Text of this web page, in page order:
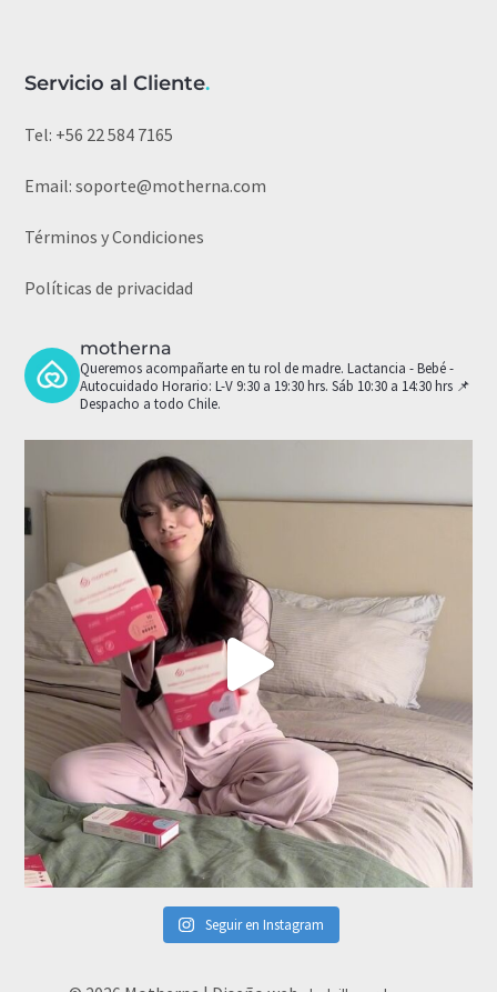
Servicio al Cliente.
Tel: +56 22 584 7165
Email:soporte@motherna.com
Términos y Condiciones
Políticas de privacidad
motherna
Queremos acompañarte en tu rol de madre. Lactancia - Bebé -
Autocuidado Horario: L-V 9:30 a 19:30 hrs. Sáb 10:30 a 14:30 hrs 📌
Despacho a todo Chile.
Seguir en Instagram